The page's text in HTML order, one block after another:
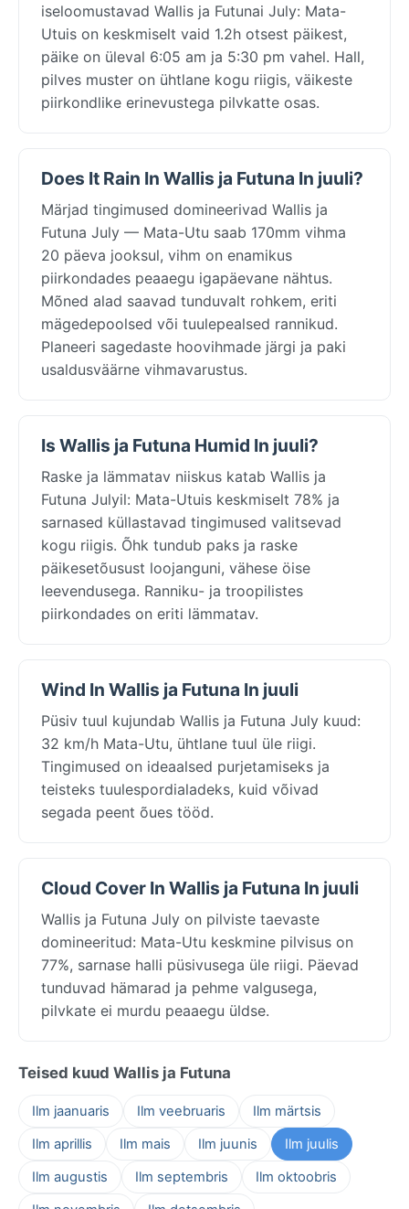
iseloomustavad Wallis ja Futunai July: Mata-
Utuis on keskmiselt vaid 1.2h otsest päikest,
päike on üleval 6:05 am ja 5:30 pm vahel. Hall,
pilves muster on ühtlane kogu riigis, väikeste
piirkondlike erinevustega pilvkatte osas.
Does It Rain In Wallis ja Futuna In juuli?
Märjad tingimused domineerivad Wallis ja
Futuna July — Mata-Utu saab 170mm vihma
20 päeva jooksul, vihm on enamikus
piirkondades peaaegu igapäevane nähtus.
Mõned alad saavad tunduvalt rohkem, eriti
mägedepoolsed või tuulepealsed rannikud.
Planeeri sagedaste hoovihmade järgi ja paki
usaldusväärne vihmavarustus.
Is Wallis ja Futuna Humid In juuli?
Raske ja lämmatav niiskus katab Wallis ja
Futuna Julyil: Mata-Utuis keskmiselt 78% ja
sarnased küllastavad tingimused valitsevad
kogu riigis. Õhk tundub paks ja raske
päikesetõusust loojanguni, vähese öise
leevendusega. Ranniku- ja troopilistes
piirkondades on eriti lämmatav.
Wind In Wallis ja Futuna In juuli
Püsiv tuul kujundab Wallis ja Futuna July kuud:
32 km/h Mata-Utu, ühtlane tuul üle riigi.
Tingimused on ideaalsed purjetamiseks ja
teisteks tuulespordialadeks, kuid võivad
segada peent õues tööd.
Cloud Cover In Wallis ja Futuna In juuli
Wallis ja Futuna July on pilviste taevaste
domineeritud: Mata-Utu keskmine pilvisus on
77%, sarnase halli püsivusega üle riigi. Päevad
tunduvad hämarad ja pehme valgusega,
pilvkate ei murdu peaaegu üldse.
Teised kuud Wallis ja Futuna
Ilm jaanuaris Ilm veebruaris
Ilm märtsis
Ilm aprillis
Ilm mais Ilm juunis
Ilm juulis
Ilm augustis
Ilm septembris
Ilm oktoobris